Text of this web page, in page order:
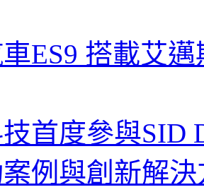
ES9 搭載艾
首度參與SID
例與創新解決